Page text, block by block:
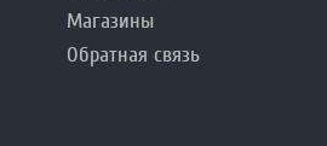
Магазины
Обратная связь